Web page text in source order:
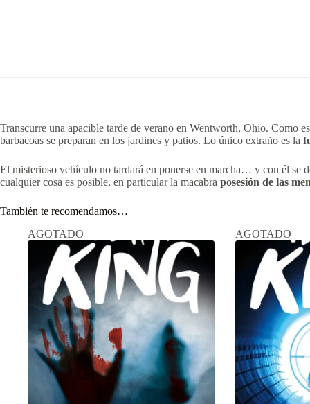
Transcurre una apacible tarde de verano en Wentworth, Ohio. Como
barbacoas se preparan en los jardines y patios. Lo único extraño es la
El misterioso vehículo no tardará en ponerse en marcha… y con él se
cualquier cosa es posible, en particular la macabra posesión de las
También te recomendamos…
AGOTADO
AGOTADO